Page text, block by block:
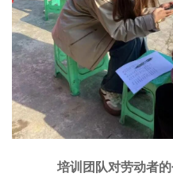
培训团队对劳动者